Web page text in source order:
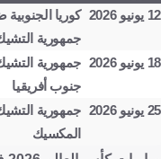
12 يونيو 2026
كوريا الجنوبية
جمهورية
18 يونيو 2026
جمهورية
جنوب أفريقيا
25 يونيو 2026
جمهورية
المكسيك